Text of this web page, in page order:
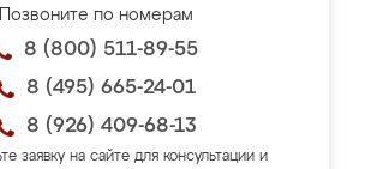
Позвоните по номерам
8 (800) 511-89-55
8 (495) 665-24-01
8 (926) 409-68-13
заявку на сайте для консультации и